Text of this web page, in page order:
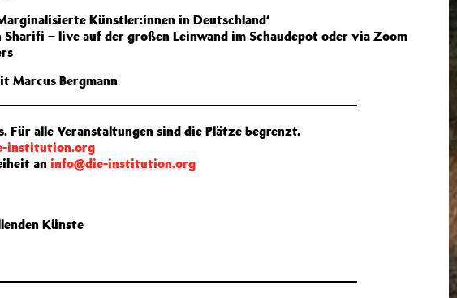
Künstler:innen in Deutschland‘
– live auf der großen Leinwand im Schaudepot oder via Zoom
Marcus Bergmann
Für alle Veranstaltungen sind die Plätze begrenzt.
institution.org
an info@die-institution.org
Künste